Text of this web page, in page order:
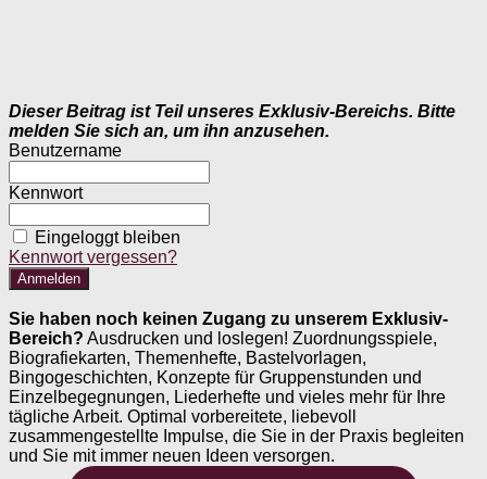
Dieser Beitrag ist Teil unseres Exklusiv-Bereichs. Bitte
melden Sie sich an, um ihn anzusehen.
Benutzername
Kennwort
Eingeloggt bleiben
Kennwort vergessen?
Sie haben noch keinen Zugang zu unserem Exklusiv-
Bereich? Ausdrucken und loslegen! Zuordnungsspiele,
Biografiekarten, Themenhefte, Bastelvorlagen,
Bingogeschichten, Konzepte für Gruppenstunden und
Einzelbegegnungen, Liederhefte und vieles mehr für Ihre
tägliche Arbeit. Optimal vorbereitete, liebevoll
zusammengestellte Impulse, die Sie in der Praxis begleiten
und Sie mit immer neuen Ideen versorgen.